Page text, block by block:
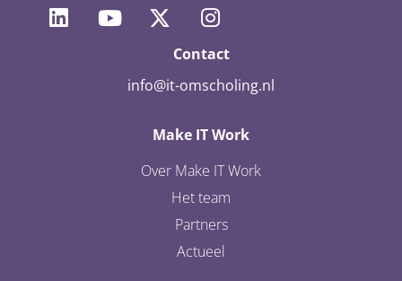
Contact
info@it-omscholing.nl
Make IT Work
Over Make IT Work
Het team
Partners
Actueel